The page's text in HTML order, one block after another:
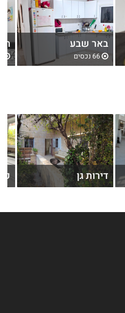
באר שבע
66 נכסים
דירות גן